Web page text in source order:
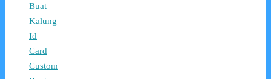
Buat
Kalung
Id
Card
Custom